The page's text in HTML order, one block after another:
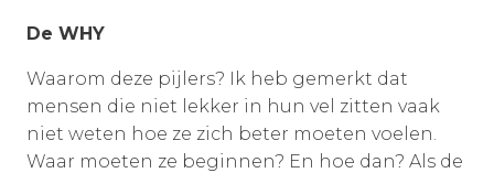
De WHY
Waarom deze pijlers? Ik heb gemerkt dat
mensen die niet lekker in hun vel zitten vaak
niet weten hoe ze zich beter moeten voelen.
Waar moeten ze beginnen? En hoe dan? Als de